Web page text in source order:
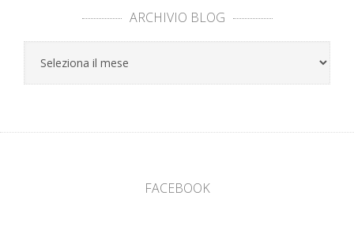
ARCHIVIO BLOG
Archivio
Blog
FACEBOOK